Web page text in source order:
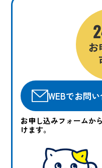
WEBでお問
お申し込みフォームか
けます。